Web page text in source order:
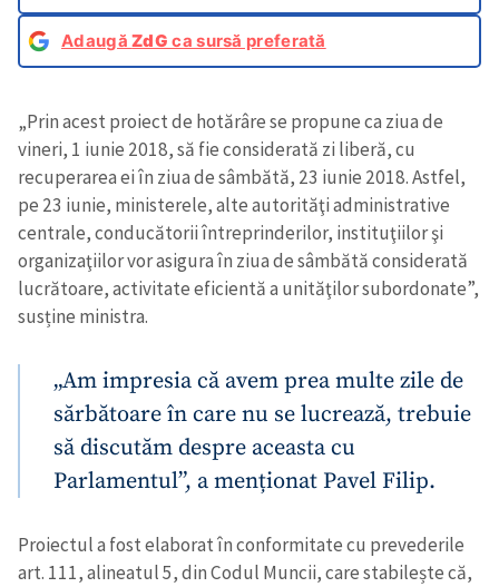
AdaugăZdG ca sursă preferată
„Prin acest proiect de hotărâre se propune ca ziua de
vineri, 1 iunie 2018, să fie considerată zi liberă, cu
recuperarea ei în ziua de sâmbătă, 23 iunie 2018. Astfel,
pe 23 iunie, ministerele, alte autorităţi administrative
centrale, conducătorii întreprinderilor, instituţiilor şi
organizaţiilor vor asigura în ziua de sâmbătă considerată
lucrătoare, activitate eficientă a unităţilor subordonate”,
susține ministra.
„Am impresia că avem prea multe zile de
sărbătoare în care nu se lucrează, trebuie
să discutăm despre aceasta cu
Parlamentul”, a menționat Pavel Filip.
Proiectul a fost elaborat în conformitate cu prevederile
art. 111, alineatul 5, din Codul Muncii, care stabilește că,